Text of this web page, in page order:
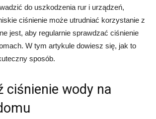
do uszkodzenia rur i urządzeń,
ciśnienie może utrudniać korzystanie z
jest, aby regularnie sprawdzać ciśnienie
W tym artykule dowiesz się, jak to
sposób.
ciśnienie wody na